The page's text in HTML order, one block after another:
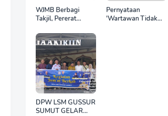
WJMB Berbagi
Takjil, Pererat
Ramadan
Pernyataan
'Wartawan Tidak
DPW LSM GUSSUR
SUMUT GELAR